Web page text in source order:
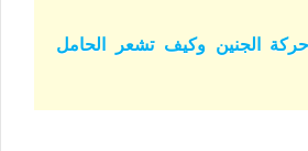
الجنين وكيف تشعر الحامل